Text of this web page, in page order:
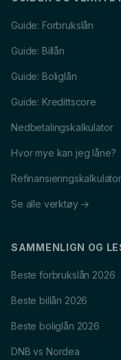
Guide: Forbrukslån
Guide: Billån
Guide: Boliglån
Guide: Kredittscore
Nedbetalingskalkulator
Hvor mye kan jeg låne?
Refinansieringskalkulator
Se alle verktøy →
SAMMENLIGN OG
Beste forbrukslån 2026
Beste billån 2026
Beste boliglån 2026
DNB vs Nordea